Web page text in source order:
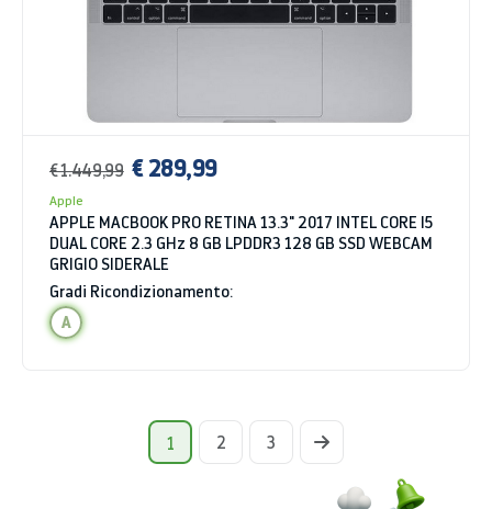
€ 1.449,99 € 289,99
Apple
APPLE MACBOOK PRO RETINA 13.3" 2017 INTEL CORE I5
DUAL CORE 2.3 GHz 8 GB LPDDR3 128 GB SSD WEBCAM
GRIGIO SIDERALE
Gradi Ricondizionamento:
A
1 2 3